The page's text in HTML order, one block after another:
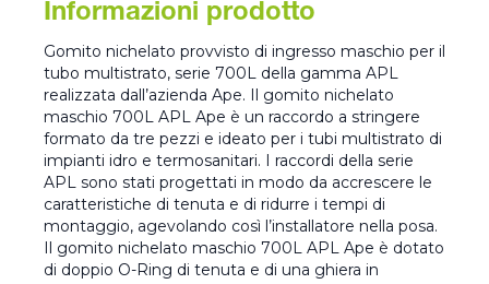
Informazioni prodotto
Gomito nichelato provvisto di ingresso maschio per il
tubo multistrato, serie 700L della gamma APL
realizzata dall’azienda Ape. Il gomito nichelato
maschio 700L APL Ape è un raccordo a stringere
formato da tre pezzi e ideato per i tubi multistrato di
impianti idro e termosanitari. I raccordi della serie
APL sono stati progettati in modo da accrescere le
caratteristiche di tenuta e di ridurre i tempi di
montaggio, agevolando così l’installatore nella posa.
Il gomito nichelato maschio 700L APL Ape è dotato
di doppio O-Ring di tenuta e di una ghiera in